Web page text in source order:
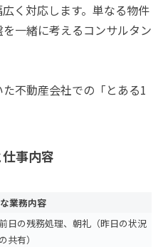
く対応します。単なる物件
一緒に考えるコンサルタン
不動産会社での「とある1
事内容
業務内容
日の残務処理、朝礼（昨日の状況
有）